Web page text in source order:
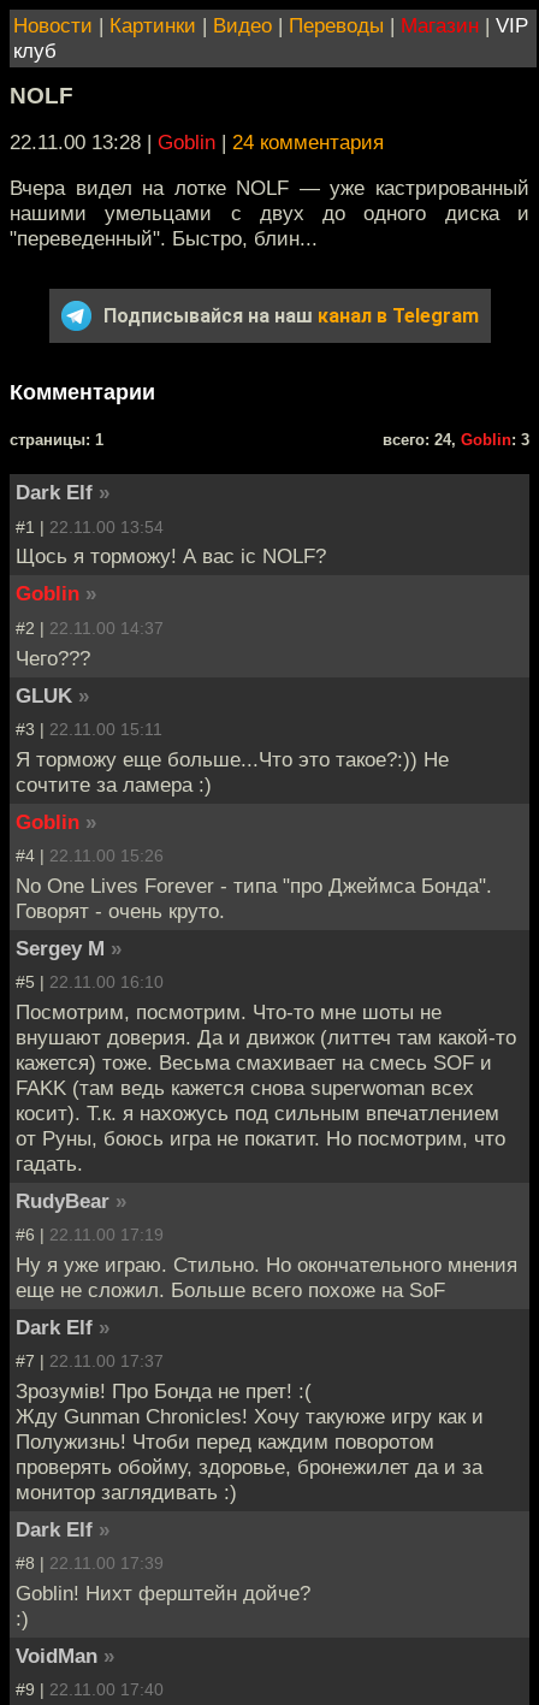
Новости | Картинки | Видео | Переводы | Магазин | VIP
клуб
NOLF
22.11.00 13:28 | Goblin | 24 комментария
Вчера видел на лотке NOLF — уже кастрированный
нашими умельцами с двух до одного диска и
"переведенный". Быстро, блин...
Подписывайся на наш канал в Telegram
Комментарии
cтраницы: 1 всего: 24, Goblin: 3
Dark Elf »
#1 | 22.11.00 13:54
Щось я торможу! А вас iс NOLF?
Goblin »
#2 | 22.11.00 14:37
Чего???
GLUK »
#3 | 22.11.00 15:11
Я торможу еще больше...Что это такое?:)) Не
сочтите за ламера :)
Goblin »
#4 | 22.11.00 15:26
No One Lives Forever - типа "про Джеймса Бонда".
Говорят - очень круто.
Sergey M »
#5 | 22.11.00 16:10
Посмотрим, посмотрим. Что-то мне шоты не
внушают доверия. Да и движок (литтеч там какой-то
кажется) тоже. Весьма смахивает на смесь SOF и
FAKK (там ведь кажется снова superwoman всех
косит). Т.к. я нахожусь под сильным впечатлением
от Руны, боюсь игра не покатит. Но посмотрим, что
гадать.
RudyBear »
#6 | 22.11.00 17:19
Ну я уже играю. Стильно. Но окончательного мнения
еще не сложил. Больше всего похоже на SoF
Dark Elf »
#7 | 22.11.00 17:37
Зрозумiв! Про Бонда не прет! :(
Жду Gunman Chronicles! Хочу такуюже игру как и
Полужизнь! Чтоби перед каждим поворотом
проверять обойму, здоровье, бронежилет да и за
монитор заглядивать :)
Dark Elf »
#8 | 22.11.00 17:39
Goblin! Нихт ферштейн дойче?
:)
VoidMan »
#9 | 22.11.00 17:40